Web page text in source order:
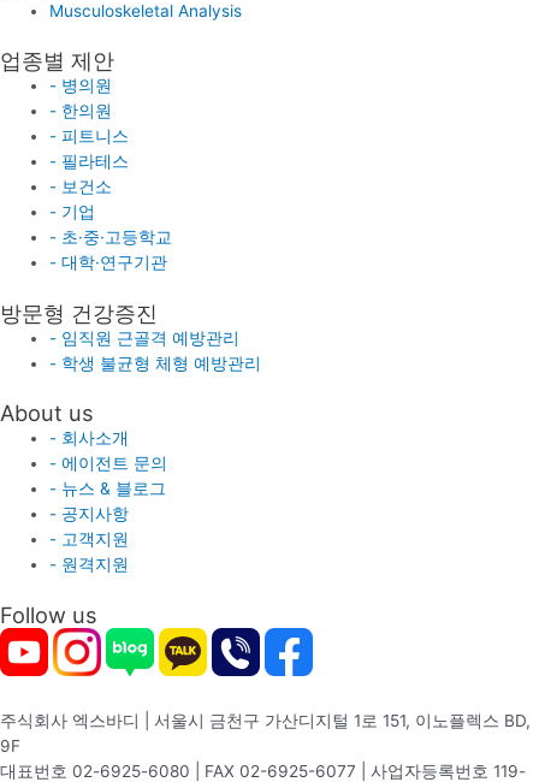
Musculoskeletal Analysis
업종별 제안
- 병의원
- 한의원
- 피트니스
- 필라테스
- 보건소
- 기업
- 초·중·고등학교
- 대학·연구기관
방문형 건강증진
- 임직원 근골격 예방관리
- 학생 불균형 체형 예방관리
About us
- 회사소개
- 에이전트 문의
- 뉴스 & 블로그
- 공지사항
- 고객지원
- 원격지원
Follow us
주식회사 엑스바디 | 서울시 금천구 가산디지털 1로 151, 이노플렉스 BD,
9F
대표번호 02-6925-6080 | FAX 02-6925-6077 | 사업자등록번호 119-